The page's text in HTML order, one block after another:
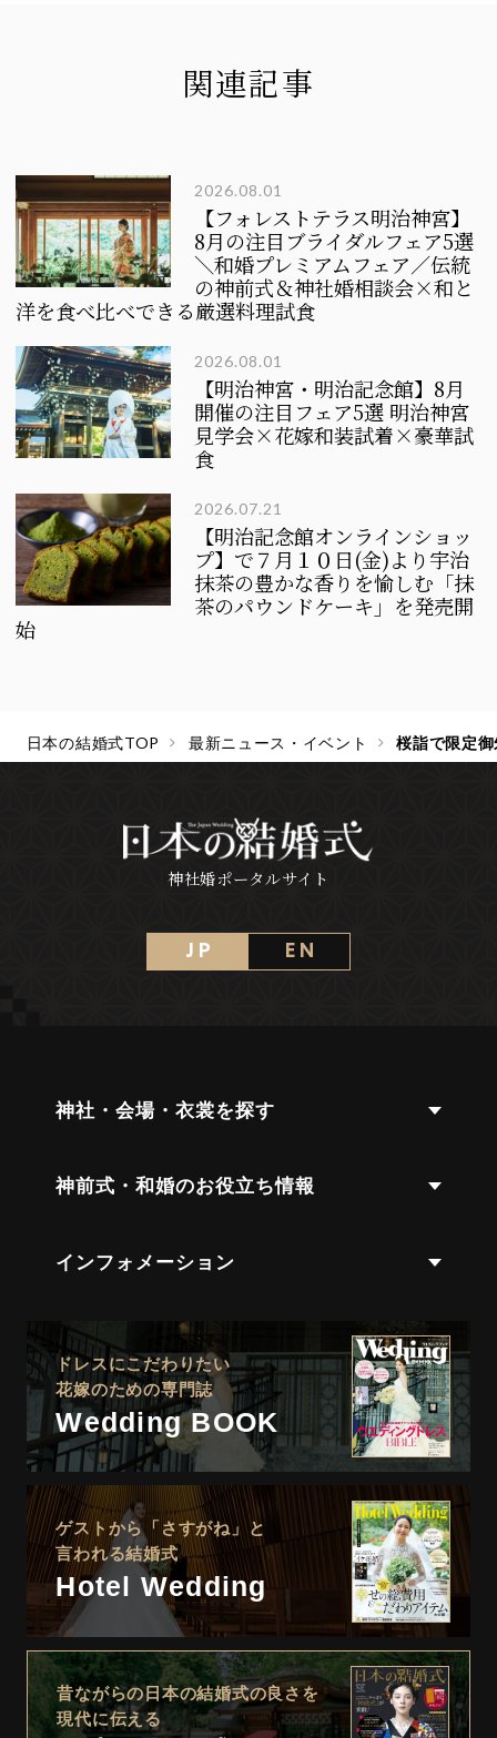
日本の結婚式TOP 最新ニュース・イベント 桜詣で限定
関連記事
2026.08.01
【フォレストテラス明治神宮】
8月の注目ブライダルフェア5選
＼和婚プレミアムフェア／伝統
の神前式＆神社婚相談会×和と
洋を食べ比べできる厳選料理試食
2026.08.01
【明治神宮・明治記念館】8月
開催の注目フェア5選 明治神宮
見学会×花嫁和装試着×豪華試
食
2026.07.21
【明治記念館オンラインショッ
プ】で７月１０日(金)より宇治
抹茶の豊かな香りを愉しむ「抹
茶のパウンドケーキ」を発売開
始
神社婚ポータルサイト
J P E N
神社・会場・衣裳を探す
神前式・和婚のお役立ち情報
インフォメーション
ドレスにこだわりたい
花嫁のための専門誌
Wedding BOOK
ゲストから「さすがね」と
言われる結婚式
Hotel Wedding
昔ながらの日本の結婚式の良さを
現代に伝える